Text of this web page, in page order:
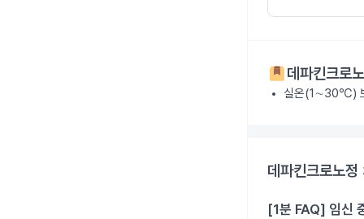
데파킨크로
실온(1∼30℃)
데파킨크로노
[1분 FAQ] 임신